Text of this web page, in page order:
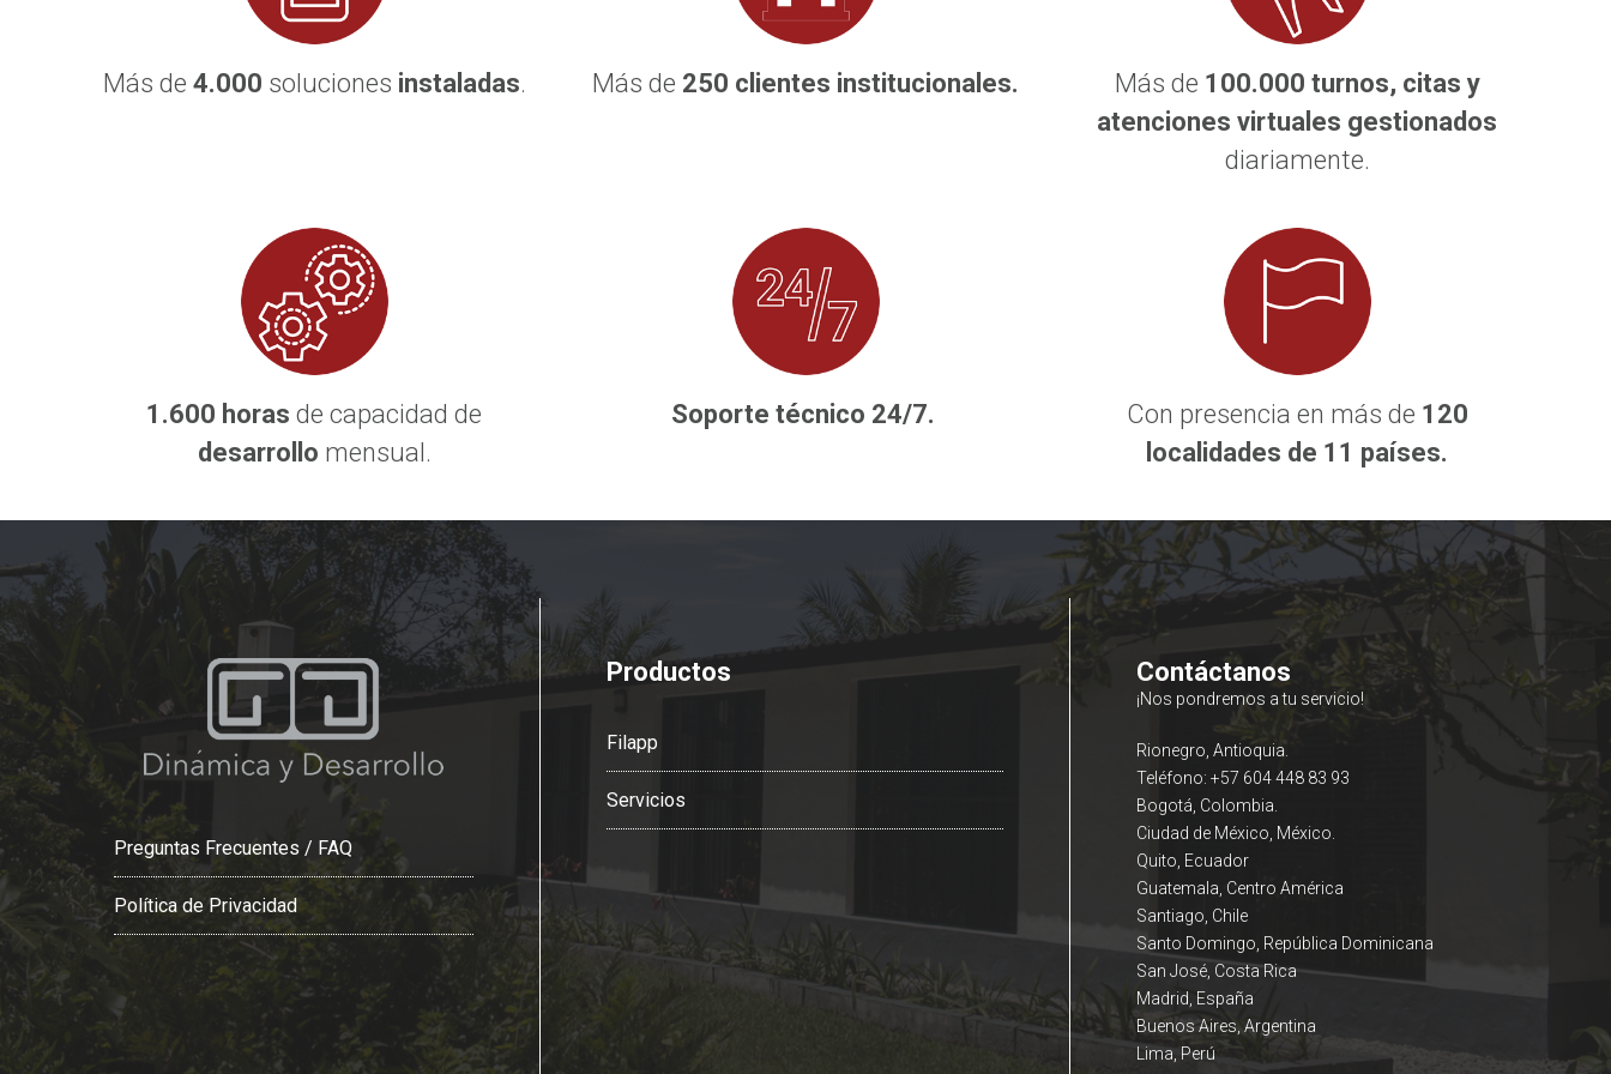
Más de 4.000 soluciones instaladas. Más de 250 clientes institucionales. Más de 100.000 turnos, citas y
atenciones virtuales gestionados
diariamente.
1.600 horas de capacidad de
desarrollo mensual.
Soporte técnico 24/7. Con presencia en más de 120
localidades de 11 países.
Preguntas Frecuentes / FAQ
Política de Privacidad
Productos
Filapp
Servicios
Contáctanos
¡Nos pondremos a tu servicio!
Rionegro, Antioquia.
Teléfono: +57 604 448 83 93
Bogotá, Colombia.
Ciudad de México, México.
Quito, Ecuador
Guatemala, Centro América
Santiago, Chile
Santo Domingo, República Dominicana
San José, Costa Rica
Madrid, España
Buenos Aires, Argentina
Lima, Perú